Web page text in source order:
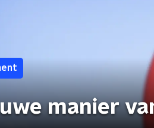
manier